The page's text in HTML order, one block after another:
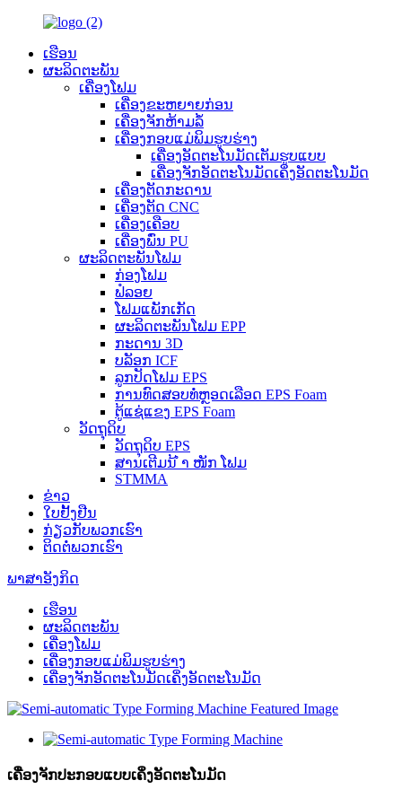
ເຮືອນ
ຜະລິດຕະພັນ
ເຄື່ອງໂຟມ
ເຄື່ອງຂະຫຍາຍກ່ອນ
ເຄື່ອງຈັກຫ້າມລໍ້
ເຄື່ອງກອບແມ່ພິມຮູບຮ່າງ
ເຄື່ອງອັດຕະໂນມັດເຕັມຮູບແບບ
ເຄື່ອງຈັກອັດຕະໂນມັດເຄິ່ງອັດຕະໂນມັດ
ເຄື່ອງຕັດກະດານ
ເຄື່ອງຕັດ CNC
ເຄື່ອງເຄືອບ
ເຄື່ອງພົ່ນ PU
ຜະລິດຕະພັນໂຟມ
ກ່ອງໂຟມ
ຟໍລອຍ
ໂຟມແພັກເກັດ
ຜະລິດຕະພັນໂຟມ EPP
ກະດານ 3D
ບລັອກ ICF
ລູກປັດໂຟມ EPS
ການທົດສອບທໍ່ຫຼອດເລືອດ EPS Foam
ຕູ້ແຊ່ແຂງ EPS Foam
ວັດ​ຖຸ​ດິບ
ວັດຖຸດິບ EPS
ສານເຕີມນ້ ຳ ໜັກ ໂຟມ
STMMA
ຂ່າວ
ໃບຢັ້ງຢືນ
ກ່ຽວ​ກັບ​ພວກ​ເຮົາ
ຕິດ​ຕໍ່​ພວກ​ເຮົາ
ພາສາອັງກິດ
ເຮືອນ
ຜະລິດຕະພັນ
ເຄື່ອງໂຟມ
ເຄື່ອງກອບແມ່ພິມຮູບຮ່າງ
ເຄື່ອງຈັກອັດຕະໂນມັດເຄິ່ງອັດຕະໂນມັດ
ເຄື່ອງຈັກປະກອບແບບເຄິ່ງອັດຕະໂນມັດ